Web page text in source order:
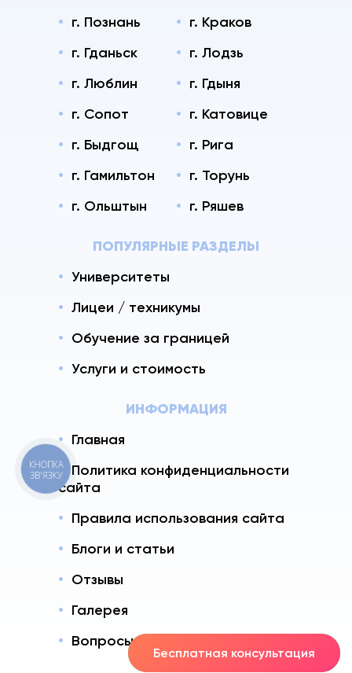
г. Познань
г. Краков
г. Гданьск
г. Лодзь
г. Люблин
г. Гдыня
г. Сопот
г. Катовице
г. Быдгощ
г. Рига
г. Гамильтон
г. Торунь
г. Ольштын
г. Ряшев
ПОПУЛЯРНЫЕ РАЗДЕЛЫ
Университеты
Лицеи / техникумы
Обучение за границей
Услуги и стоимость
ИНФОРМАЦИЯ
Главная
Политика конфиденциальности
сайта
Правила использования сайта
Блоги и статьи
Отзывы
Галерея
Вопросы - Ответы
Бесплатная консультация
КНОПКА
ЗВ'ЯЗКУ